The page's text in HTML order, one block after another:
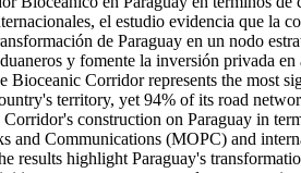
el estudio evidencia que la
de Paraguay en un nodo
y fomente la inversión privada
Bioceanic Corridor represents the most
territory, yet 94% of its road
construction on Paraguay in
and Communications (MOPC) and
results highlight Paraguay's